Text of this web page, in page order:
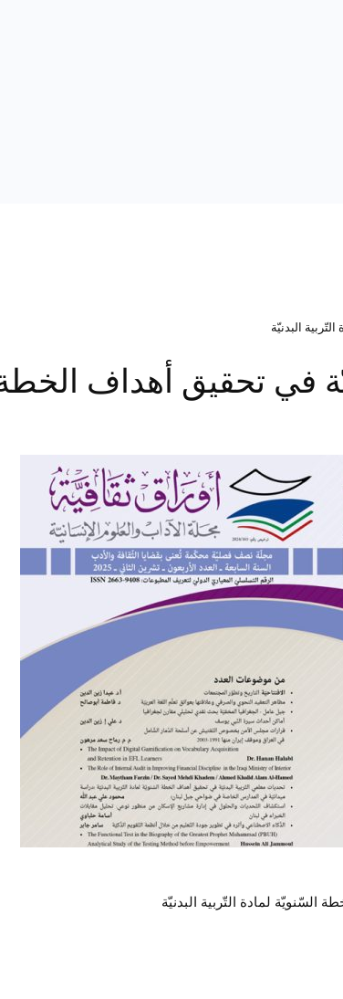
البدنيّة
في تحقيق أهداف الخطة
لمادة التّربية البدنيّة